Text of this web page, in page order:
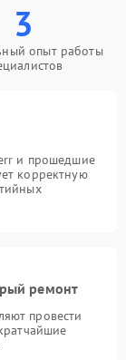
3
опыт работы
и прошедшие
корректную
ремонт
провести